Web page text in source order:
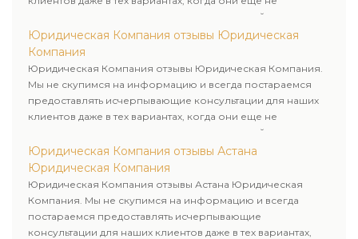
пользовались юридическими услугами нашей компании.
Юридическая Компания отзывы Юридическая
Компания
Юридическая Компания отзывы Юридическая Компания.
Мы не скупимся на информацию и всегда постараемся
предоставлять исчерпывающие консультации для наших
клиентов даже в тех вариантах, когда они еще не
пользовались юридическими услугами нашей компании.
Юридическая Компания отзывы Астана
Юридическая Компания
Юридическая Компания отзывы Астана Юридическая
Компания. Мы не скупимся на информацию и всегда
постараемся предоставлять исчерпывающие
консультации для наших клиентов даже в тех вариантах,